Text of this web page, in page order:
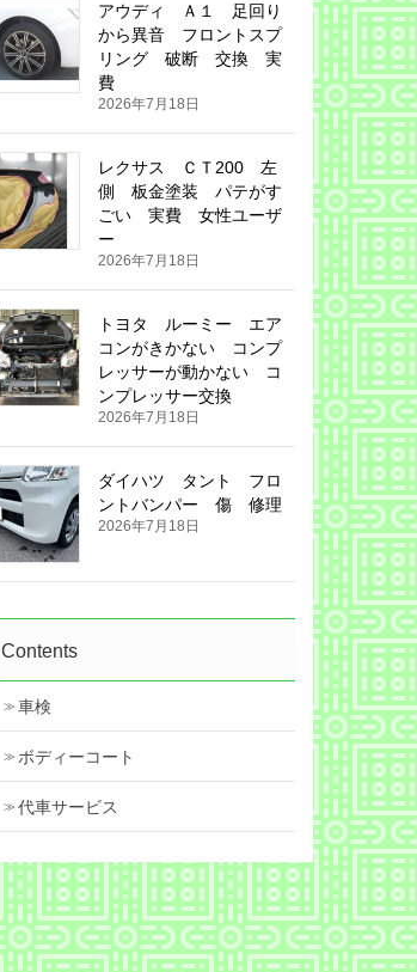
アウディ Ａ１ 足回り
から異音 フロントスプ
リング 破断 交換 実
費
2026年7月18日
レクサス ＣＴ200 左
側 板金塗装 パテがす
ごい 実費 女性ユーザ
ー
2026年7月18日
トヨタ ルーミー エア
コンがきかない コンプ
レッサーが動かない コ
ンプレッサー交換
2026年7月18日
ダイハツ タント フロ
ントバンパー 傷 修理
2026年7月18日
Contents
車検
ボディーコート
代車サービス